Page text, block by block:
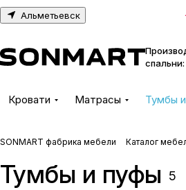
Альметьевск
Кровати Матрасы Тумбы
SONMART фабрика мебели Каталог
Тумбы и пуфы 5